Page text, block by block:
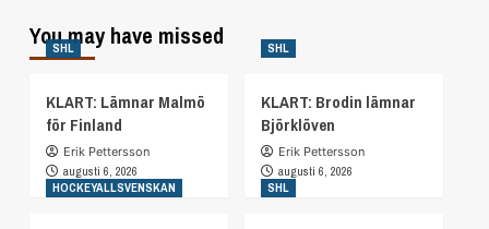
You may have missed
SHL
KLART: Lämnar Malmö
för Finland
Erik Pettersson
augusti 6, 2026
SHL
KLART: Brodin lämnar
Björklöven
Erik Pettersson
augusti 6, 2026
HOCKEYALLSVENSKAN
SHL